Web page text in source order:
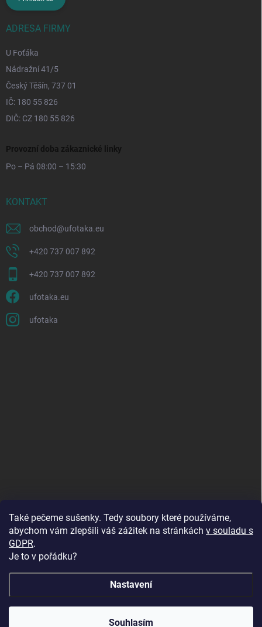
Také pečeme sušenky. Tedy soubory které používáme,
abychom vám zlepšili váš zážitek na stránkách v souladu s
GDPR.
Je to v pořádku?
Nastavení
Souhlasím
🔥 Vinylová alba ve slevě až -68 %! Dopřejte svým
ADRESA FIRMY
U Foťáka
Nádražní 41/5
Český Těšín, 737 01
IČ: 180 55 826
DIČ: CZ 180 55 826
Provozní doba zákaznické linky
Po – Pá 08:00 – 15:30
KONTAKT
obchod@ufotaka.eu
+420 737 007 892
+420 737 007 892
ufotaka.eu
ufotaka
U Foťáka . Všechna práva vyhrazena.